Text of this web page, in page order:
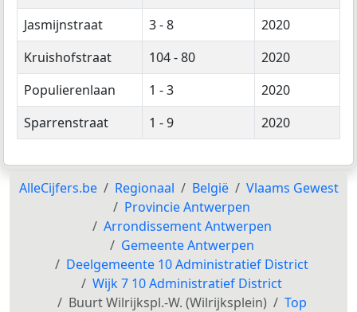
Jasmijnstraat 3 - 8
2020
Kruishofstraat
104 - 80
2020
Populierenlaan
1 - 3
2020
Sparrenstraat
1 - 9 2020
AlleCijfers.be Regionaal België
Vlaams Gewest
Provincie Antwerpen
Arrondissement Antwerpen
Gemeente Antwerpen
Deelgemeente 10 Administratief District
Wijk 7 10 Administratief District
Buurt Wilrijkspl.-W. (Wilrijksplein)
Top